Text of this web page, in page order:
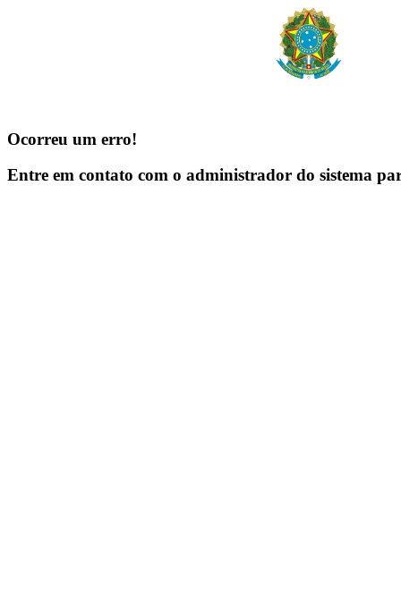
Ocorreu um erro!
Entre em contato com o administrador do sistema